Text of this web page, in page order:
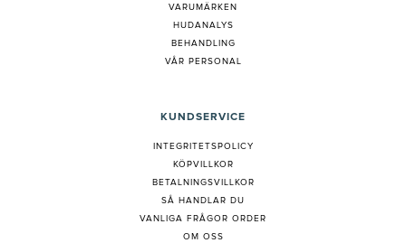
VARUMÄRKEN
HUDANALYS
BEHANDLING
VÅR PERSONAL
KUNDSERVICE
INTEGRITETSPOLICY
KÖPVILLKOR
BETALNINGSVILLKOR
SÅ HANDLAR DU
VANLIGA FRÅGOR ORDER
OM OSS